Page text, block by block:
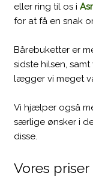
eller ring til os i
for at få en snak
​Bårebuketter er
sidste hilsen,
lægger vi meget
​Vi hjælper også
særlige ønsker i
disse.
Vores